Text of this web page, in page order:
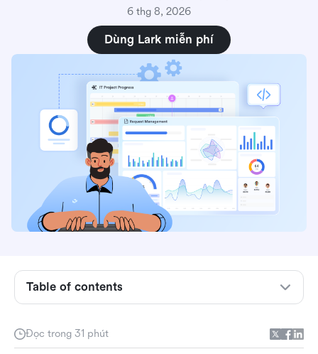
6 thg 8, 2026
Dùng Lark miễn phí
Đọc trong 31 phút
Table of contents
Phần mềm quản lý rủi ro dự án là gì?